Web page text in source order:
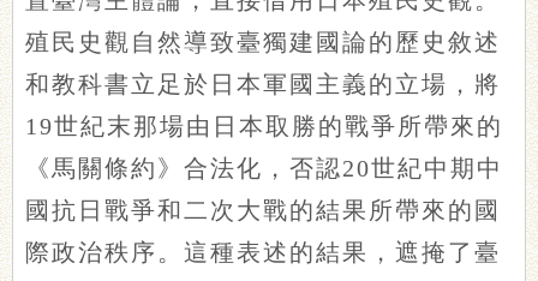
殖民史觀自然導致臺獨建國論的歷史敘述
和教科書立足於日本軍國主義的立場，將
19世紀末那場由日本取勝的戰爭所帶來的
《馬關條約》合法化，否認20世紀中期中
國抗日戰爭和二次大戰的結果所帶來的國
際政治秩序。這種表述的結果，遮掩了臺